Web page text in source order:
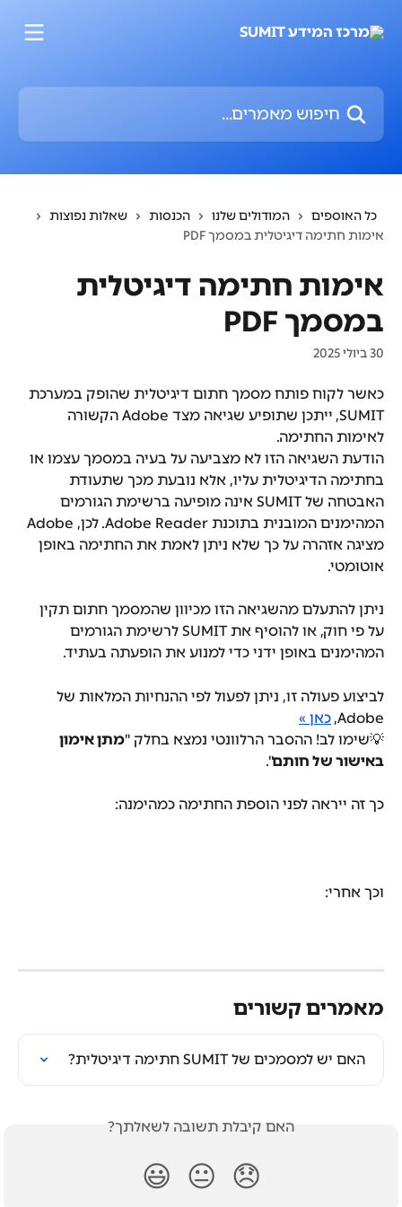
חיפוש מאמרים...
כל האוספים המודולים שלנו הכנסות
שאלות נפוצות
אימות חתימה דיגיטלית במסמך PDF
אימות חתימה דיגיטלית
במסמך PDF
30 ביולי 2025
כאשר לקוח פותח מסמך חתום דיגיטלית שהופק במערכת
SUMIT, ייתכן שתופיע שגיאה מצד Adobe הקשורה
לאימות החתימה.
הודעת השגיאה הזו לא מצביעה על בעיה במסמך עצמו או
בחתימה הדיגיטלית עליו, אלא נובעת מכך שתעודת
האבטחה של SUMIT אינה מופיעה ברשימת הגורמים
מציגה אזהרה על כך שלא ניתן לאמת את החתימה באופן
אוטומטי.
ניתן להתעלם מהשגיאה הזו מכיוון שהמסמך חתום תקין
על פי חוק, או להוסיף את SUMIT לרשימת הגורמים
המהימנים באופן ידני כדי למנוע את הופעתה בעתיד.
לביצוע פעולה זו, ניתן לפעול לפי ההנחיות המלאות של
Adobe, כאן »
💡שימו לב! ההסבר הרלוונטי נמצא בחלק "מתן אימון
באישור של חותם".
כך זה ייראה לפני הוספת החתימה כמהימנה:
וכך אחרי:
מאמרים קשורים
האם יש למסמכים של SUMIT חתימה דיגיטלית?
האם קיבלת תשובה לשאלתך?
😞
😐
😃